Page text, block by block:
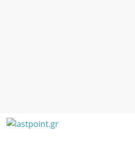
lastpoint.gr